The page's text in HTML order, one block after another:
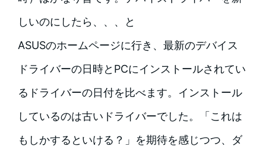
しいのにしたら、、、と
ASUSのホームページに行き、最新のデバイス
ドライバーの日時とPCにインストールされてい
るドライバーの日付を比べます。インストール
しているのは古いドライバーでした。「これは
もしかするといける？」を期待を感じつつ、ダ